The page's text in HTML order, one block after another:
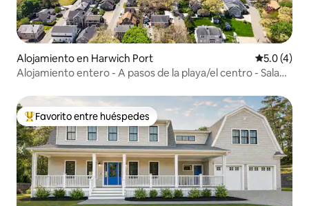
Alojamiento en Harwich Port
5.0 (4)
Alojamiento entero - A pasos de la playa/el centro - Sala
Favorito entre huéspedes preferido
Favorito entre huéspedes